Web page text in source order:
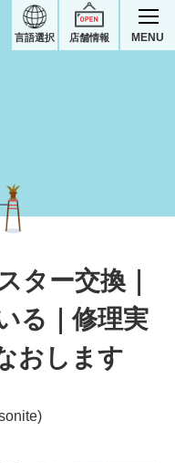
店舗情報
言語選択 MENU
ター交換｜
る｜修理実
おします